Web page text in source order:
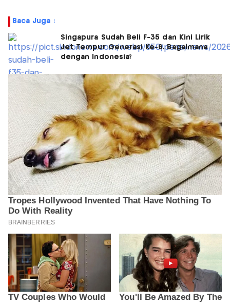
Baca Juga :
Singapura Sudah Beli F-35 dan Kini Lirik
Jet Tempur Generasi Ke-6, Bagaimana
dengan Indonesia?